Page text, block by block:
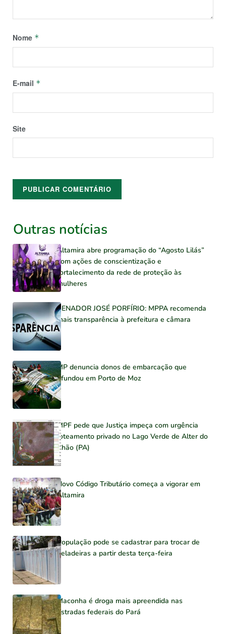
Nome *
E-mail *
Site
Outras notícias
Altamira abre programação do “Agosto Lilás”
com ações de conscientização e
fortalecimento da rede de proteção às
mulheres
SENADOR JOSÉ PORFÍRIO: MPPA recomenda
mais transparência à prefeitura e câmara
MP denuncia donos de embarcação que
afundou em Porto de Moz
MPF pede que Justiça impeça com urgência
loteamento privado no Lago Verde de Alter do
Chão (PA)
Novo Código Tributário começa a vigorar em
Altamira
População pode se cadastrar para trocar de
geladeiras a partir desta terça-feira
Maconha é droga mais apreendida nas
estradas federais do Pará